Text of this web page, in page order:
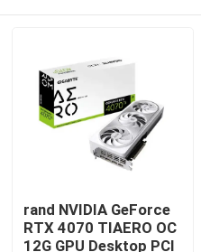
rand NVIDIA GeForce
RTX 4070 TIAERO OC
12G GPU Desktop PCI